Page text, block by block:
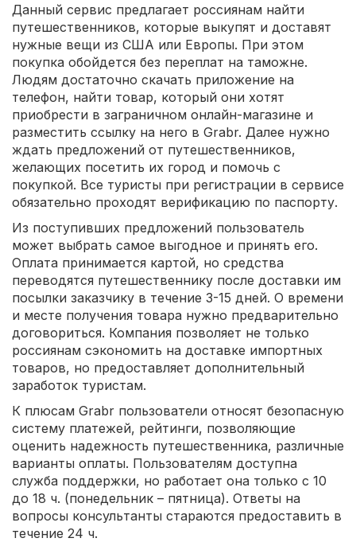
Данный сервис предлагает россиянам найти
путешественников, которые выкупят и доставят
нужные вещи из США или Европы. При этом
покупка обойдется без переплат на таможне.
Людям достаточно скачать приложение на
телефон, найти товар, который они хотят
приобрести в заграничном онлайн-магазине и
разместить ссылку на него в Grabr. Далее нужно
ждать предложений от путешественников,
желающих посетить их город и помочь с
покупкой. Все туристы при регистрации в сервисе
обязательно проходят верификацию по паспорту.
Из поступивших предложений пользователь
может выбрать самое выгодное и принять его.
Оплата принимается картой, но средства
переводятся путешественнику после доставки им
посылки заказчику в течение 3-15 дней. О времени
и месте получения товара нужно предварительно
договориться. Компания позволяет не только
россиянам сэкономить на доставке импортных
товаров, но предоставляет дополнительный
заработок туристам.
К плюсам Grabr пользователи относят безопасную
систему платежей, рейтинги, позволяющие
оценить надежность путешественника, различные
варианты оплаты. Пользователям доступна
служба поддержки, но работает она только с 10
до 18 ч. (понедельник – пятница). Ответы на
вопросы консультанты стараются предоставить в
течение 24 ч.